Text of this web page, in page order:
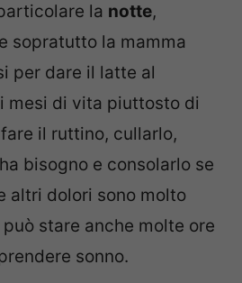
la notte,
sopratutto la mamma
per dare il latte al
mesi di vita piuttosto di
il ruttino, cullarlo,
bisogno e consolarlo se
altri dolori sono molto
stare anche molte ore
sonno.